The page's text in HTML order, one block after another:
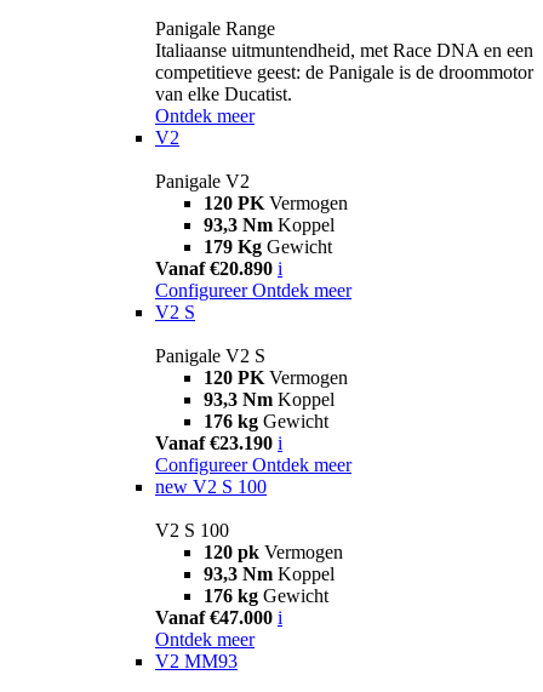
Panigale Range
Italiaanse uitmuntendheid, met Race DNA en een
competitieve geest: de Panigale is de droommotor
van elke Ducatist.
Ontdek meer
V2
Panigale V2
120 PK Vermogen
93,3 Nm Koppel
179 Kg Gewicht
Vanaf €20.890 i
Configureer Ontdek meer
V2 S
Panigale V2 S
120 PK Vermogen
93,3 Nm Koppel
176 kg Gewicht
Vanaf €23.190 i
Configureer Ontdek meer
new V2 S 100
V2 S 100
120 pk Vermogen
93,3 Nm Koppel
176 kg Gewicht
Vanaf €47.000 i
Ontdek meer
V2 MM93